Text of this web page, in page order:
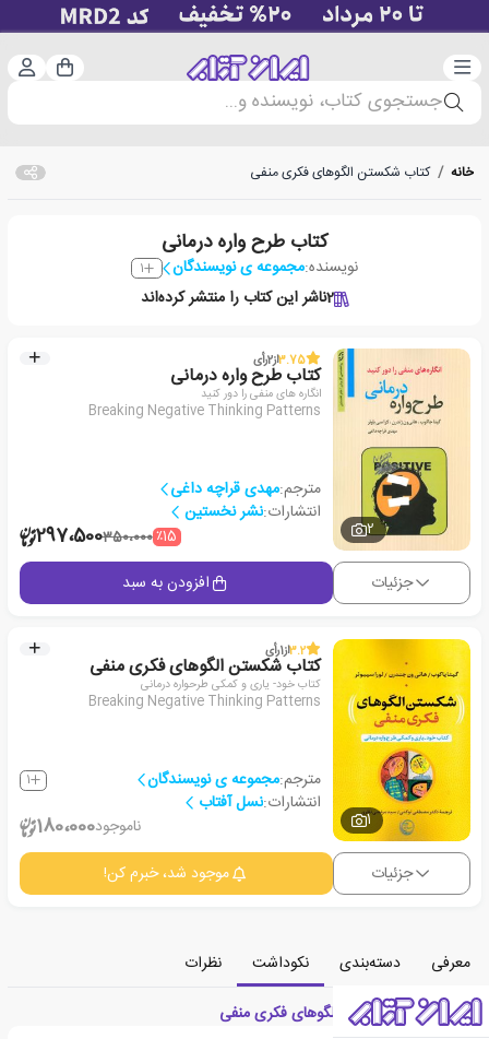
دسته‌بندی سبد
جستجوی کتاب، نویسنده و...
خانه / کتاب شکستن الگوهای فکری منفی
کتاب طرح واره درمانی
نویسنده:مجموعه ی نویسندگان 1
2ناشر این کتاب را منتشر کرده‌اند
2
3.75از2رأی
کتاب طرح واره درمانی
انگاره های منفی را دور کنید
Breaking Negative Thinking Patterns
مترجم:مهدی قراچه داغی
انتشارات:نشر نخستین
٪15350،000297،500
جزئیات افزودن به سبد
1
3.2از1رأی
کتاب شکستن الگوهای فکری منفی
کتاب خود- یاری و کمکی طرحواره درمانی
Breaking Negative Thinking Patterns
مترجم:مجموعه ی نویسندگان 1
انتشارات:نسل آفتاب
ناموجود180،000
جزئیات موجود شد، خبرم کن!
معرفی دسته‌بندی نکوداشت
نظرات
معرفی کتاب شکستن الگوهای فکری منفی